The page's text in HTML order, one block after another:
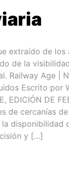
extraído de los
de la
Railway Age |
Escrito por
EDICIÓN DE
de cercanías
disponibilidad
y […]